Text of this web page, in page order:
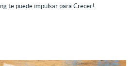
te puede impulsar para Crecer!